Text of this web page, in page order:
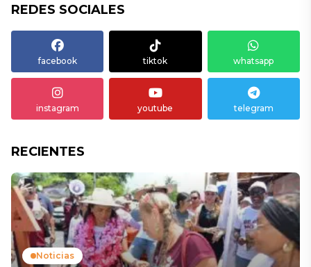
REDES SOCIALES
facebook tiktok whatsapp
instagram youtube telegram
RECIENTES
Noticias